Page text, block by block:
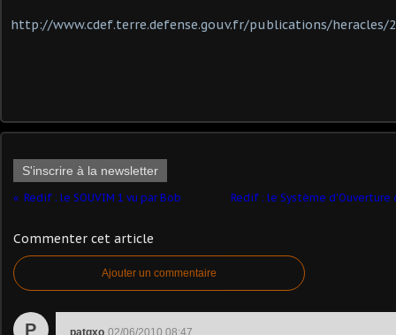
http://www.cdef.terre.defense.gouv.fr/publications/heracles/
S'inscrire à la newsletter
Redif : le SOUVIM 1 vu par Bob Redif : le Système d'Ouverture
Commenter cet article
Ajouter un commentaire
P patgxo 02/06/2010 08:47